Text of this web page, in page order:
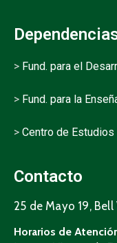
> Fund. para el
> Fund. para la
> Centro de
Contacto
25 de Mayo 19,
Horarios de